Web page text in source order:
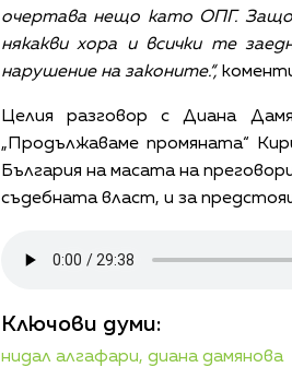
очертава нещо като ОПГ.
някакви хора и всички те
нарушение на законите.“,
Целия разговор с Диана
„Продължаваме промяната“
България на масата на
съдебната власт, и за
Ключови думи:
нидал алгафари, диана дамянова